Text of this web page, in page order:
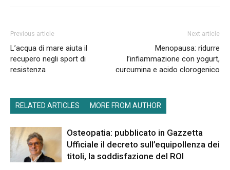
Previous article
L’acqua di mare aiuta il
recupero negli sport di
resistenza
Next article
Menopausa: ridurre
l’infiammazione con yogurt,
curcumina e acido clorogenico
RELATED ARTICLES MORE FROM AUTHOR
Osteopatia: pubblicato in Gazzetta
Ufficiale il decreto sull’equipollenza dei
titoli, la soddisfazione del ROI